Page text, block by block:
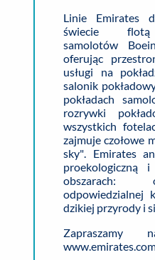
Linie Emirates
świecie flotą
samolotów
oferując
usługi na
salonik
pokładach
rozrywki
wszystkich
zajmuje czołowe
sky". Emirates
proekologiczną
obszarach:
odpowiedzialnej
dzikiej przyrody i
Zapraszamy